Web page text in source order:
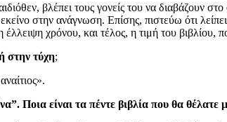
βλέπει τους γονείς του να διαβάζουν
στην ανάγνωση. Επίσης, πιστεύω ότι
χρόνου, και τέλος, η τιμή του
στην τύχη;
Ποια είναι τα πέντε βιβλία που θα θέλατε